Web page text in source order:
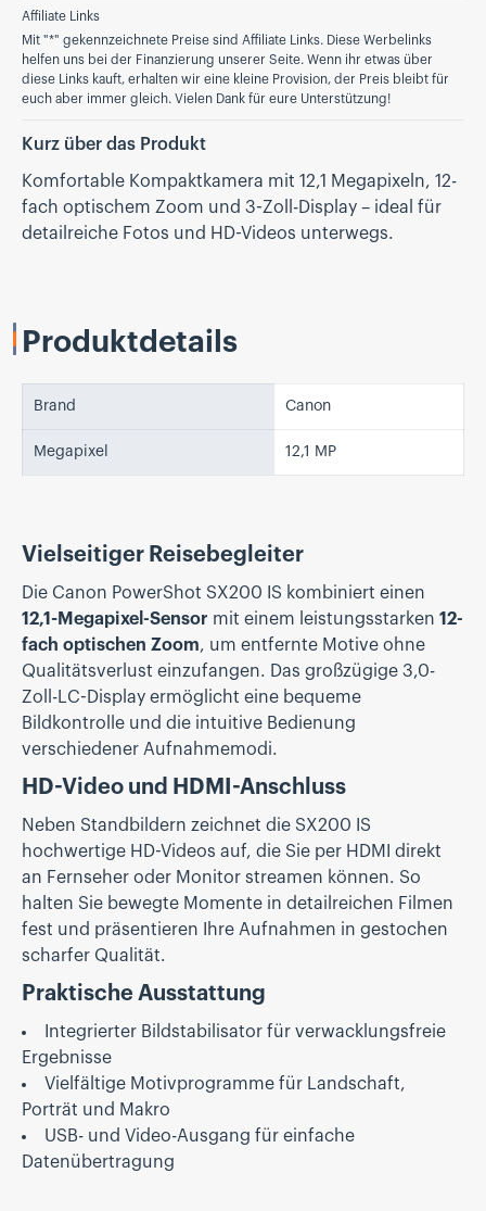
Affiliate Links
Mit "*" gekennzeichnete Preise sind Affiliate Links. Diese Werbelinks
helfen uns bei der Finanzierung unserer Seite. Wenn ihr etwas über
diese Links kauft, erhalten wir eine kleine Provision, der Preis bleibt für
euch aber immer gleich. Vielen Dank für eure Unterstützung!
Kurz über das Produkt
Komfortable Kompaktkamera mit 12,1 Megapixeln, 12-
fach optischem Zoom und 3-Zoll-Display – ideal für
detailreiche Fotos und HD-Videos unterwegs.
Produktdetails
Brand Canon
Megapixel 12,1 MP
Vielseitiger Reisebegleiter
Die Canon PowerShot SX200 IS kombiniert einen
12,1-Megapixel-Sensor mit einem leistungsstarken 12-
fach optischen Zoom, um entfernte Motive ohne
Qualitätsverlust einzufangen. Das großzügige 3,0-
Zoll-LC-Display ermöglicht eine bequeme
Bildkontrolle und die intuitive Bedienung
verschiedener Aufnahmemodi.
HD-Video und HDMI-Anschluss
Neben Standbildern zeichnet die SX200 IS
hochwertige HD-Videos auf, die Sie per HDMI direkt
an Fernseher oder Monitor streamen können. So
halten Sie bewegte Momente in detailreichen Filmen
fest und präsentieren Ihre Aufnahmen in gestochen
scharfer Qualität.
Praktische Ausstattung
Integrierter Bildstabilisator für verwacklungsfreie
Ergebnisse
Vielfältige Motivprogramme für Landschaft,
Porträt und Makro
USB- und Video-Ausgang für einfache
Datenübertragung